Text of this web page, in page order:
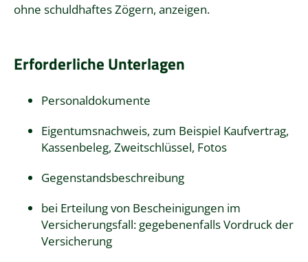
ohne schuldhaftes Zögern, anzeigen.
Erforderliche Unterlagen
Personaldokumente
Eigentumsnachweis, zum Beispiel Kaufvertrag,
Kassenbeleg, Zweitschlüssel, Fotos
Gegenstandsbeschreibung
bei Erteilung von Bescheinigungen im
Versicherungsfall: gegebenenfalls Vordruck der
Versicherung